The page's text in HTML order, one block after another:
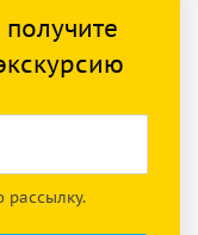
рассылку.